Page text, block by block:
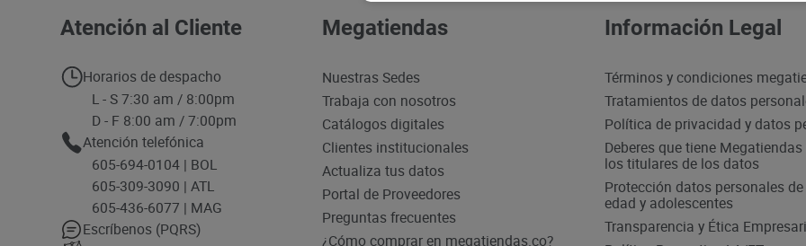
Atención al Cliente
Horarios de despacho
L - S 7:30 am / 8:00pm
D - F 8:00 am / 7:00pm
Atención telefónica
605-694-0104 | BOL
605-309-3090 | ATL
605-436-6077 | MAG
Escríbenos (PQRS)
Megatiendas
Nuestras Sedes
Trabaja con nosotros
Catálogos digitales
Clientes institucionales
Actualiza tus datos
Portal de Proveedores
Preguntas frecuentes
¿Cómo comprar en megatiendas.co?
Información Legal
Términos y condiciones
Tratamientos de datos
Política de privacidad y datos
Deberes que tiene
los titulares de los datos
Protección datos personales
edad y adolescentes
Transparencia y Ética